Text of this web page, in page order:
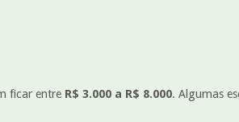
ficar entre R$ 3.000 a R$ 8.000. Algumas